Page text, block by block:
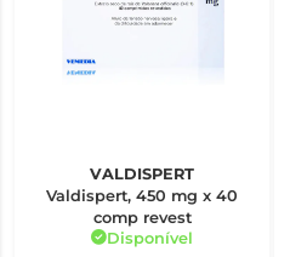
VALDISPERT
Valdispert, 450 mg x 40
comp revest
Disponível